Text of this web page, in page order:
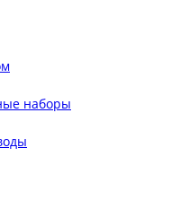
наборы